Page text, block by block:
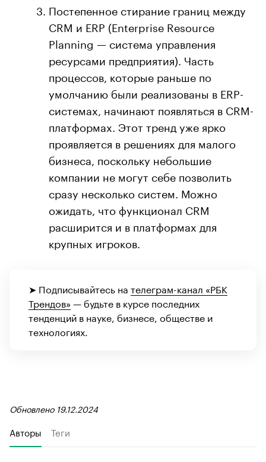
Постепенное стирание границ между
CRM и ERP (Enterprise Resource
Planning — система управления
ресурсами предприятия). Часть
процессов, которые раньше по
умолчанию были реализованы в ERP-
системах, начинают появляться в CRM-
платформах. Этот тренд уже ярко
проявляется в решениях для малого
бизнеса, поскольку небольшие
компании не могут себе позволить
сразу несколько систем. Можно
ожидать, что функционал CRM
расширится и в платформах для
крупных игроков.
➤ Подписывайтесь на телеграм-канал «РБК
Трендов» — будьте в курсе последних
тенденций в науке, бизнесе, обществе и
технологиях.
Обновлено 19.12.2024
Авторы Теги